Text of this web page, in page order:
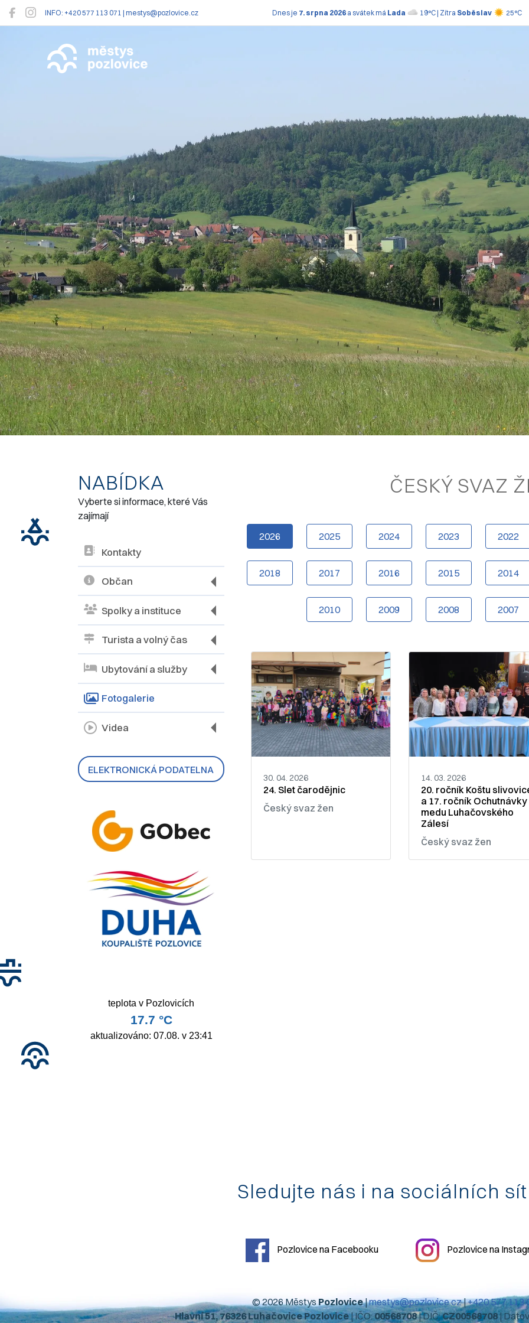
INFO: +420 577 113 071 | mestys@pozlovice.cz Dnes je 7. srpna 2026a svátek má Lada 19°C | Zítra Soběslav 25°C
Pozlovice
NABÍDKA
Vyberte si informace, které Vás
zajímají
Kontakty
Občan
Spolky a instituce
Turista a volný čas
Ubytování a služby
Fotogalerie
Videa
ELEKTRONICKÁ PODATELNA
ČESKÝ SVAZ
2026 2025 2024 2023 2022
2018 2017 2016 2015 2014
2010 2009 2008 2007
30. 04. 2026
24. Slet čarodějnic
Český svaz žen
14. 03. 2026
20. ročník Koštu
a 17. ročník Ochutnávky
medu Luhačovského
Zálesí
Český svaz žen
Sledujte nás i na sociálních
Pozlovice na Facebooku Pozlovice na
© 2026 MěstysPozlovice|mestys@pozlovice.cz|+420 577 113
Hlavní 51, 76326 Luhačovice Pozlovice| IČO:00568708| DIČ:CZ00568708|